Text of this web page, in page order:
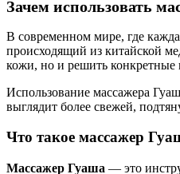
Зачем использовать
В современном мире, где
происходящий из китайской
кожи, но и решить конкретные
Использование массажера
выглядит более свежей,
Что такое массажер
Массажер Гуаша — это